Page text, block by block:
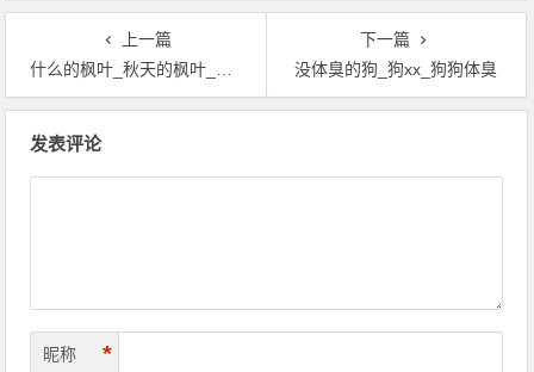
上一篇
什么的枫叶_秋天的枫叶_枫叶红_枫叶情缘
下一篇
没体臭的狗_狗xx_狗狗体臭
发表评论
昵称 *